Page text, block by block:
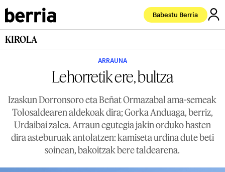
Babestu Berria
KIROLA
ARRAUNA
Lehorretik ere, bultza
Izaskun Dorronsoro eta Beñat Ormazabal ama-semeak
Tolosaldearen aldekoak dira; Gorka Anduaga, berriz,
Urdaibai zalea. Arraun egutegia jakin orduko hasten
dira asteburuak antolatzen: kamiseta urdina dute beti
soinean, bakoitzak bere taldearena.